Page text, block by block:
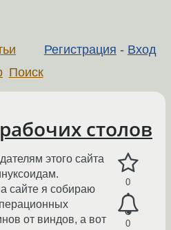
Регистрация - Вход
Поиск
столов
0
0
этого сайта
сайте я собираю
от виндов, а вот